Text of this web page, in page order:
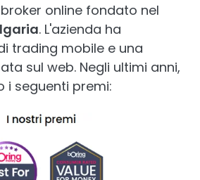
online fondato nel
. L'azienda ha
trading mobile e una
sul web. Negli ultimi anni,
i seguenti premi: